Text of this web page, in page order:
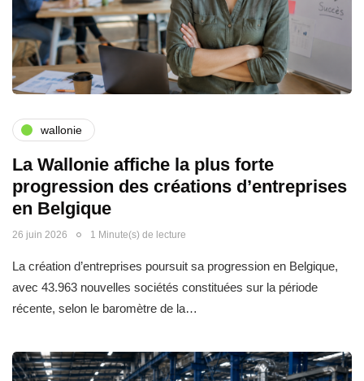
wallonie
La Wallonie affiche la plus forte
progression des créations d’entreprises
en Belgique
26 juin 2026 1 Minute(s) de lecture
La création d’entreprises poursuit sa progression en Belgique,
avec 43.963 nouvelles sociétés constituées sur la période
récente, selon le baromètre de la…